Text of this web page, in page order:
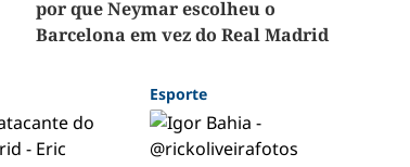
por que Neymar escolheu o
Barcelona em vez do Real Madrid
Esporte